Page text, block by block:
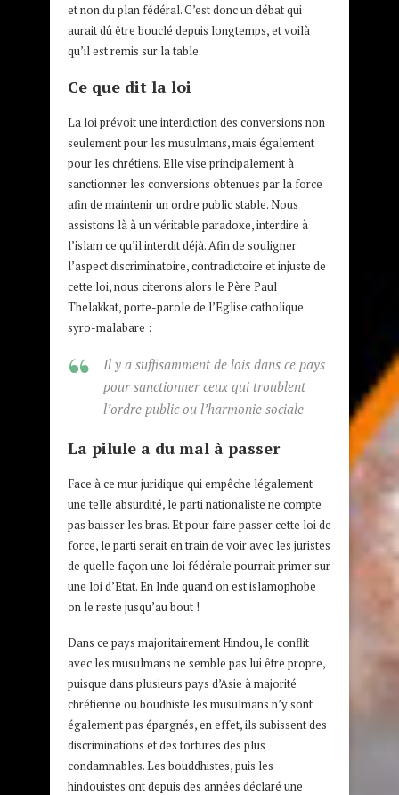
et non du plan fédéral. C’est donc un débat qui
aurait dû être bouclé depuis longtemps, et voilà
qu’il est remis sur la table.
Ce que dit la loi
La loi prévoit une interdiction des conversions non
seulement pour les musulmans, mais également
pour les chrétiens. Elle vise principalement à
sanctionner les conversions obtenues par la force
afin de maintenir un ordre public stable. Nous
assistons là à un véritable paradoxe, interdire à
l’islam ce qu’il interdit déjà. Afin de souligner
l’aspect discriminatoire, contradictoire et injuste de
cette loi, nous citerons alors le Père Paul
Thelakkat, porte-parole de l’Eglise catholique
syro-malabare :
Il y a suffisamment de lois dans ce pays
pour sanctionner ceux qui troublent
l’ordre public ou l’harmonie sociale
La pilule a du mal à passer
Face à ce mur juridique qui empêche légalement
une telle absurdité, le parti nationaliste ne compte
pas baisser les bras. Et pour faire passer cette loi de
force, le parti serait en train de voir avec les juristes
de quelle façon une loi fédérale pourrait primer sur
une loi d’Etat. En Inde quand on est islamophobe
on le reste jusqu’au bout !
Dans ce pays majoritairement Hindou, le conflit
avec les musulmans ne semble pas lui être propre,
puisque dans plusieurs pays d’Asie à majorité
chrétienne ou boudhiste les musulmans n’y sont
également pas épargnés, en effet, ils subissent des
discriminations et des tortures des plus
condamnables. Les bouddhistes, puis les
hindouistes ont depuis des années déclaré une